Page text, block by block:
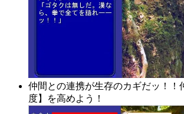
仲間との連携が生存のカギだッ！！
度】を高めよう！